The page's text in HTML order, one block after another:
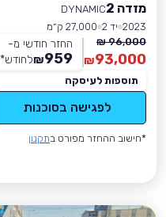
מזדה 2
DYNAMIC
2023 יד 2
27,000 ק״מ
96,000 ₪
93,000
₪
החזר חודשי מ-
959
₪לחודש*
תוספות לעיסקה
לפגישה בסוכנות
*חישוב ההחזר מפורט בתקנון